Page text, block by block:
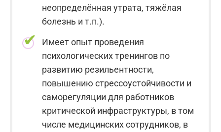
неопределённая утрата, тяжёлая
болезнь и т.п.).
Имеет опыт проведения
психологических тренингов по
развитию резильентности,
повышению стрессоустойчивости и
саморегуляции для работников
критической инфраструктуры, в том
числе медицинских сотрудников, в